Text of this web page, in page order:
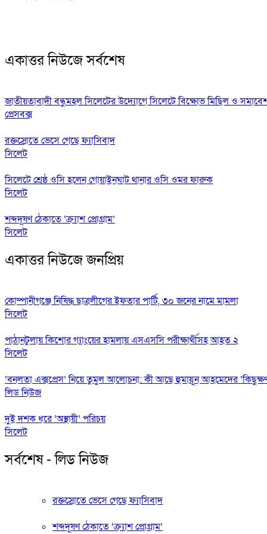
একাত্তর নিউজে সর্বশেষ
জাতীয়তাবাদী বন্ধুমহল সিলেটের উদ্যোগে সিলেটে বিক্ষোভ মিছিল ও
প্রেসবক্স
রক্তস্রোতে ভেসে গেছে ফ্যাসিবাদ
সিলেট
সিলেটে শ্রেষ্ঠ ওসি হলেন গোয়াইনঘাট থানার ওসি ওমর ফারুক
সিলেট
শব্দদূষণ ঠেকাতে ‘ক্র্যাশ প্রোগ্রাম’
সিলেট
একাত্তর নিউজে জনপ্রিয়
কোম্পানীগঞ্জে নিষিদ্ধ ছাত্রলীগের ইফতার পার্টি, ৩০ জনের নামে মামলা
সিলেট
পাঠানটুলায় কিশোর গ্যাংয়ের হামলায় এসএসসি পরীক্ষার্থীসহ আহত ২
সিলেট
‘বনলতা এক্সপ্রেস’ নিয়ে তুমুল আলোচনা: কী আছে হুমায়ূন আহমেদের
লিড নিউজ
দুই দশক ধরে ‘অস্থায়ী’ পরিচয়
সিলেট
সর্বশেষ - লিড নিউজ
রক্তস্রোতে ভেসে গেছে ফ্যাসিবাদ
শব্দদূষণ ঠেকাতে ‘ক্র্যাশ প্রোগ্রাম’